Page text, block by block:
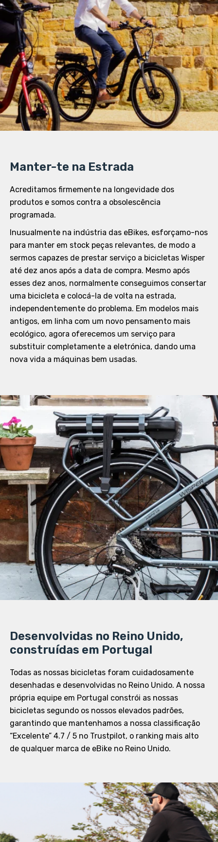
Manter-te na Estrada
Acreditamos firmemente na longevidade dos
produtos e somos contra a obsolescência
programada.
Inusualmente na indústria das eBikes, esforçamo-nos
para manter em stock peças relevantes, de modo a
sermos capazes de prestar serviço a bicicletas Wisper
até dez anos após a data de compra. Mesmo após
esses dez anos, normalmente conseguimos consertar
uma bicicleta e colocá-la de volta na estrada,
independentemente do problema. Em modelos mais
antigos, em linha com um novo pensamento mais
ecológico, agora oferecemos um serviço para
substituir completamente a eletrónica, dando uma
nova vida a máquinas bem usadas.
Desenvolvidas no Reino Unido,
construídas em Portugal
Todas as nossas bicicletas foram cuidadosamente
desenhadas e desenvolvidas no Reino Unido. A nossa
própria equipe em Portugal constrói as nossas
bicicletas segundo os nossos elevados padrões,
garantindo que mantenhamos a nossa classificação
“Excelente” 4.7 / 5 no Trustpilot, o ranking mais alto
de qualquer marca de eBike no Reino Unido.